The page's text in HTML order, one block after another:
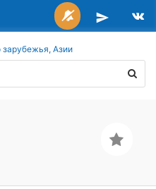
зарубежья, Азии